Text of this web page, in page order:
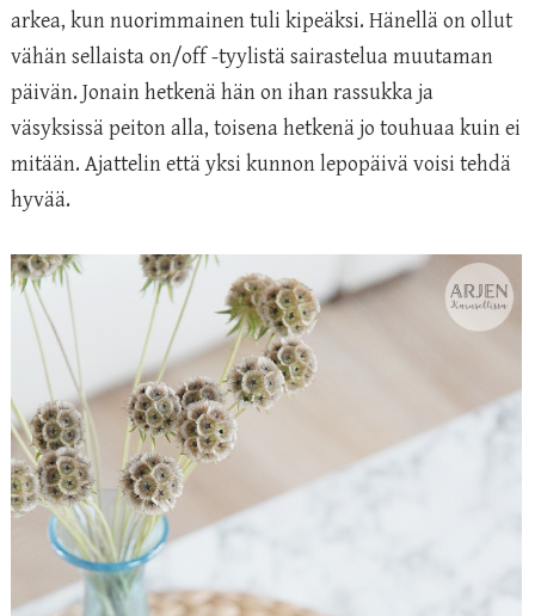
arkea, kun nuorimmainen tuli kipeäksi. Hänellä on ollut
vähän sellaista on/off -tyylistä sairastelua muutaman
päivän. Jonain hetkenä hän on ihan rassukka ja
väsyksissä peiton alla, toisena hetkenä jo touhuaa kuin ei
mitään. Ajattelin että yksi kunnon lepopäivä voisi tehdä
hyvää.